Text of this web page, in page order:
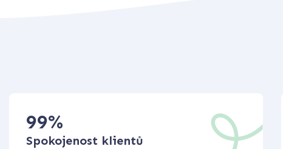
99%
Spokojenost klientů